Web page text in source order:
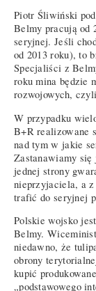
Piotr Śliwiński
Belmy pracują od
seryjnej. Jeśli
od 2013 roku), to
Specjaliści z
roku mina będzie
rozwojowych,
W przypadku
B+R realizowane
nad tym w jakie
Zastanawiamy
jednej strony
nieprzyjaciela, a z
trafić do seryjnej
Polskie wojsko
Belmy.
niedawno, że
obrony
kupić
„podstawowego